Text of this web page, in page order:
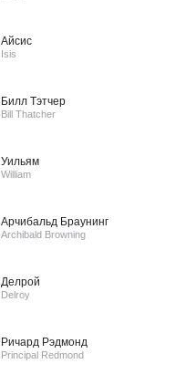
Айсис
Isis
Билл Тэтчер
Bill Thatcher
Уильям
William
Арчибальд Браунинг
Archibald Browning
Делрой
Delroy
Ричард Рэдмонд
Principal Redmond